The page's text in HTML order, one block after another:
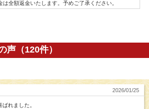
は全額返金いたします。予めご了承ください。
声（120件）
2026/01/25
れました。